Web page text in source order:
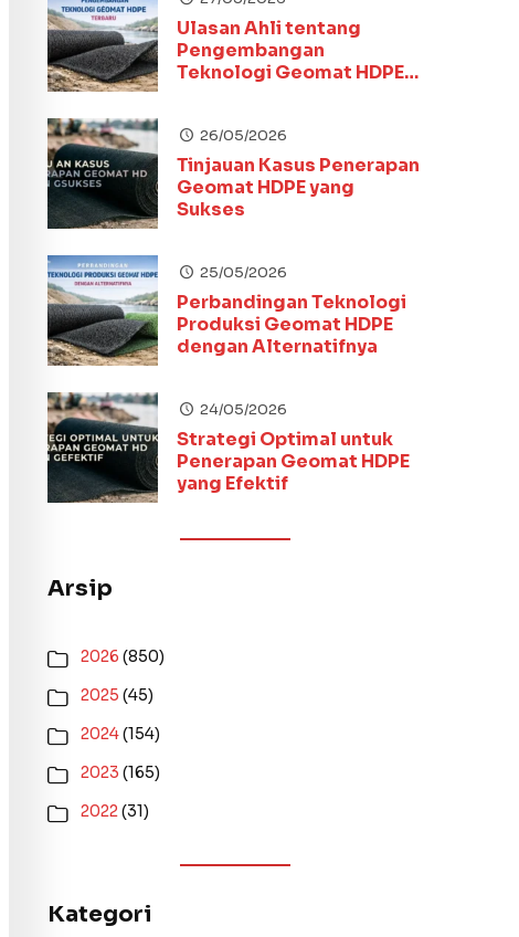
Ulasan Ahli tentang
Pengembangan
Teknologi Geomat HDPE
26/05/2026
Tinjauan Kasus Penerapan
Geomat HDPE yang
Sukses
25/05/2026
Perbandingan Teknologi
Produksi Geomat HDPE
dengan Alternatifnya
24/05/2026
Strategi Optimal untuk
Penerapan Geomat HDPE
yang Efektif
Arsip
2026 (850)
2025 (45)
2024(154)
2023 (165)
2022(31)
Kategori